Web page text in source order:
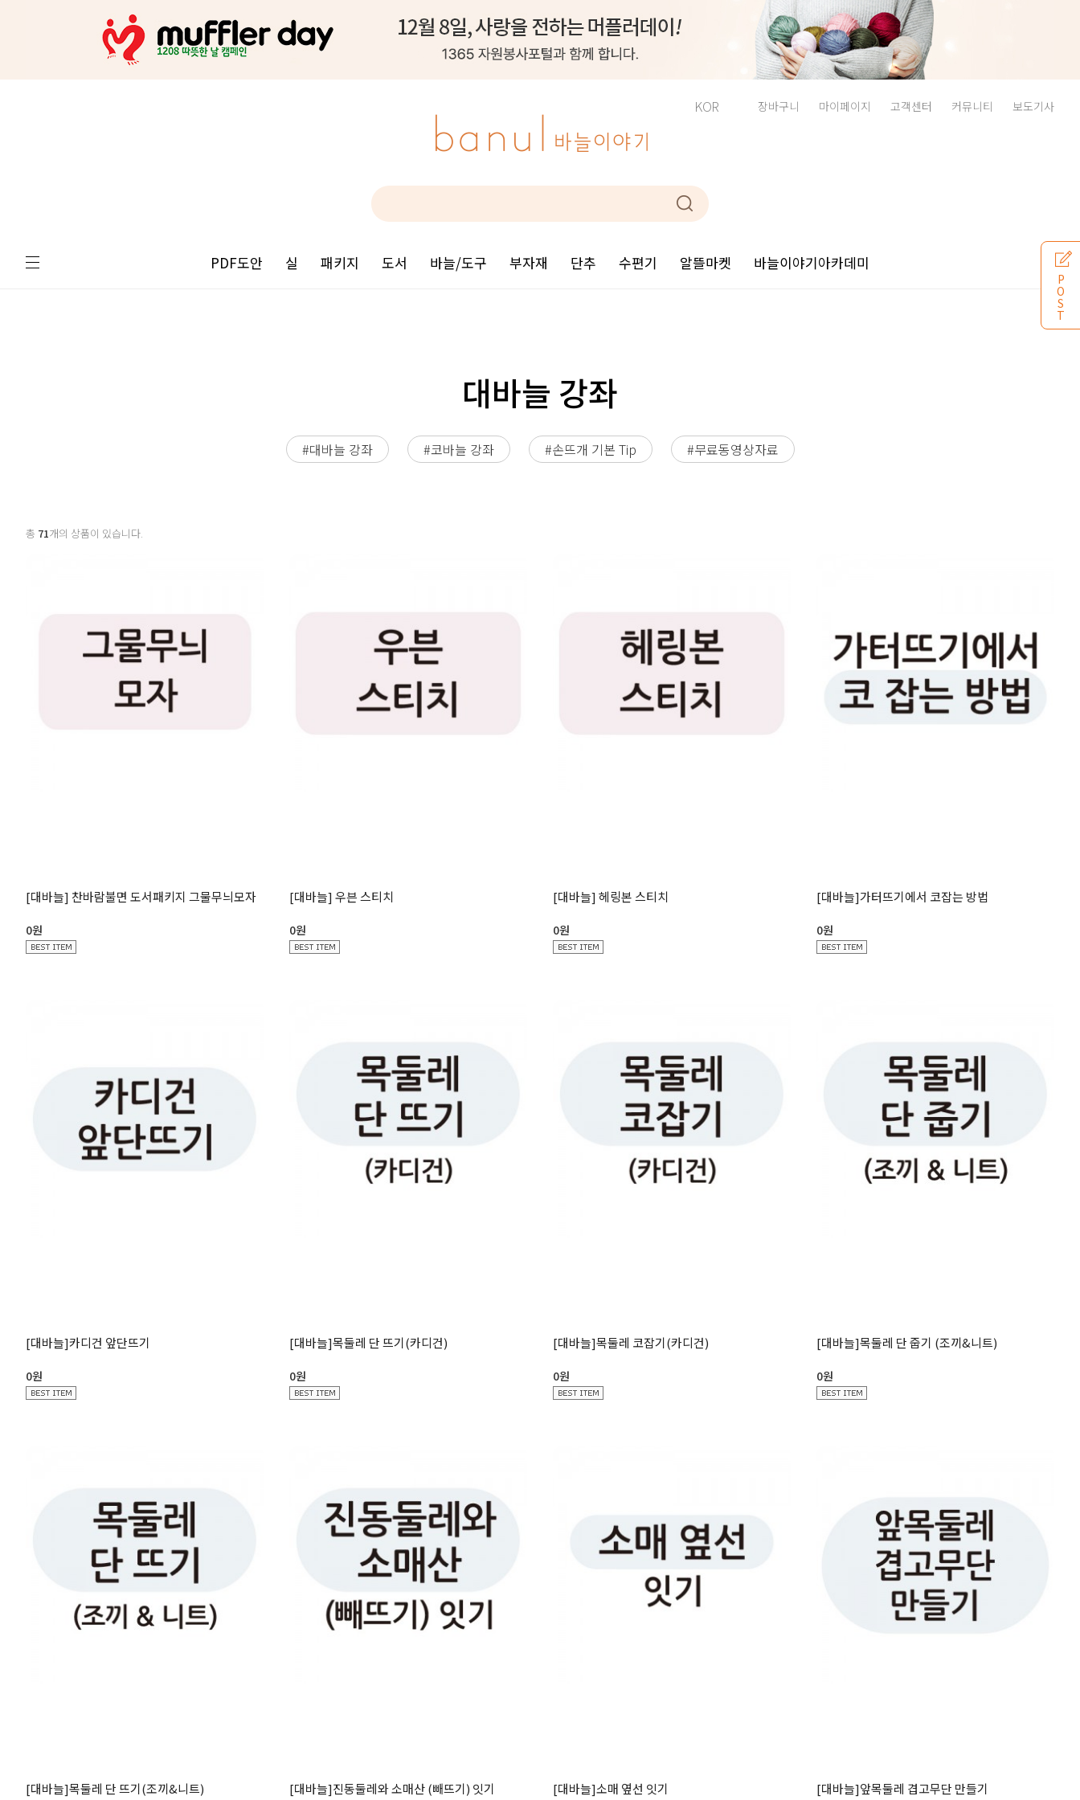
KOR 장바구니 마이페이지 고객센터 커뮤니티 보도기사
PDF도안 실 패키지 도서 바늘/도구 부자재 단추 수편기 알뜰마켓 바늘이야기아카데미
대바늘 강좌
#대바늘 강좌 #코바늘 강좌 #손뜨개 기본 Tip #무료동영상자료
총 71개의 상품이 있습니다.
[대바늘] 찬바람불면 도서패키지 그물무늬모자
0원
[대바늘] 우븐 스티치
0원
[대바늘] 헤링본 스티치
0원
[대바늘]가터뜨기에서 코잡는 방법
0원
[대바늘]카디건 앞단뜨기
0원
[대바늘]목둘레 단 뜨기(카디건)
0원
[대바늘]목둘레 코잡기(카디건)
0원
[대바늘]목둘레 단 줍기 (조끼&니트)
0원
[대바늘]목둘레 단 뜨기(조끼&니트) [대바늘]진동둘레와 소매산 (빼뜨기) 잇기 [대바늘]소매 옆선 잇기 [대바늘]앞목둘레 겹고무단 만들기
P
O
S
T